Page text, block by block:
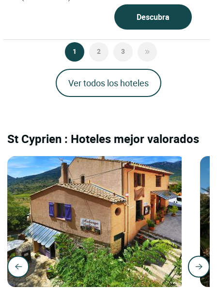
Descubra
1 2 3
Ver todos los hoteles
St Cyprien : Hoteles mejor valorados